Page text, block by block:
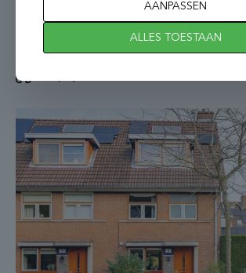
Utrecht
Molukkenstraat 32
AANPASSEN
ALLES TOESTAAN